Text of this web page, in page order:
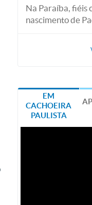
Na Paraíba, fiéis
nascimento de
EM
CACHOEIRA
PAULISTA